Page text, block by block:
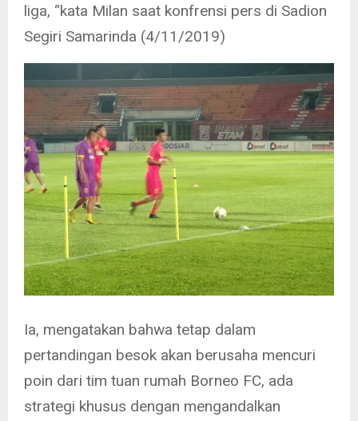
liga, “kata Milan saat konfrensi pers di Sadion
Segiri Samarinda (4/11/2019)
Ia, mengatakan bahwa tetap dalam
pertandingan besok akan berusaha mencuri
poin dari tim tuan rumah Borneo FC, ada
strategi khusus dengan mengandalkan